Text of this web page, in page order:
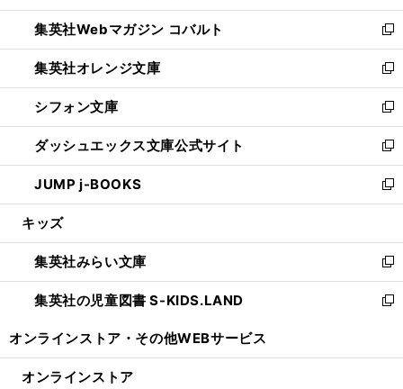
開
く
ウ
で
開
く
ン
ド
ウ
で
開
く
ウ
ィ
ン
ド
ウ
で
開
く
集英社Webマガジン コバルト
新
し
い
ウ
ィ
ン
ド
ウ
で
開
集英社オレンジ文庫
新
し
い
ウ
ィ
ン
ド
ウ
開
く
シフォン文庫
新
し
い
ウ
ィ
ン
ウ
で
開
く
ダッシュエックス文庫公式サイト
新
し
い
ウ
ン
ド
ウ
で
JUMP j-BOOKS
新
し
ウ
ィ
ン
ド
開
キッズ
集英社みらい文庫
新
し
い
ン
集英社の児童図書 S-KIDS.LAND
新
ウ
オンラインストア・ その他WEBサービス
オンラインストア